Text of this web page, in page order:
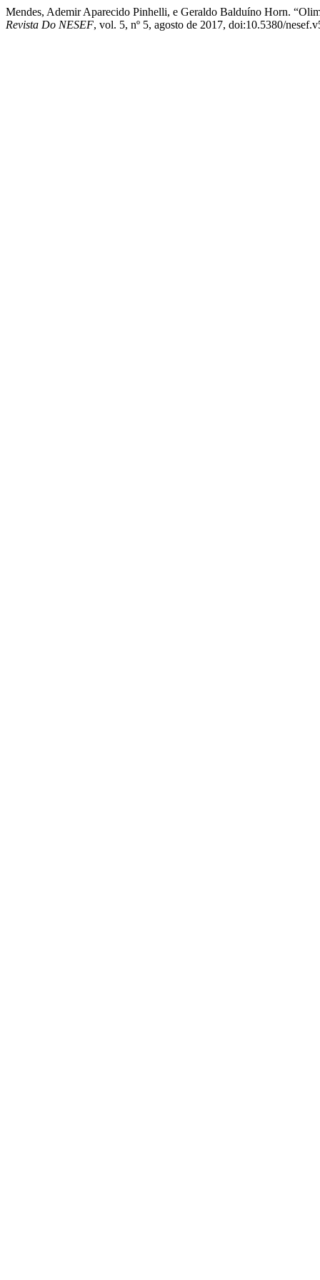
Mendes, Ademir Aparecido Pinhelli, e Geraldo Balduíno Horn.
Revista Do NESEF, vol. 5, nº 5, agosto de 2017, doi:10.5380/